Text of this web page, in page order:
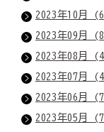
2023年10月
2023年09月
2023年08月
2023年07月
2023年06月
2023年05月